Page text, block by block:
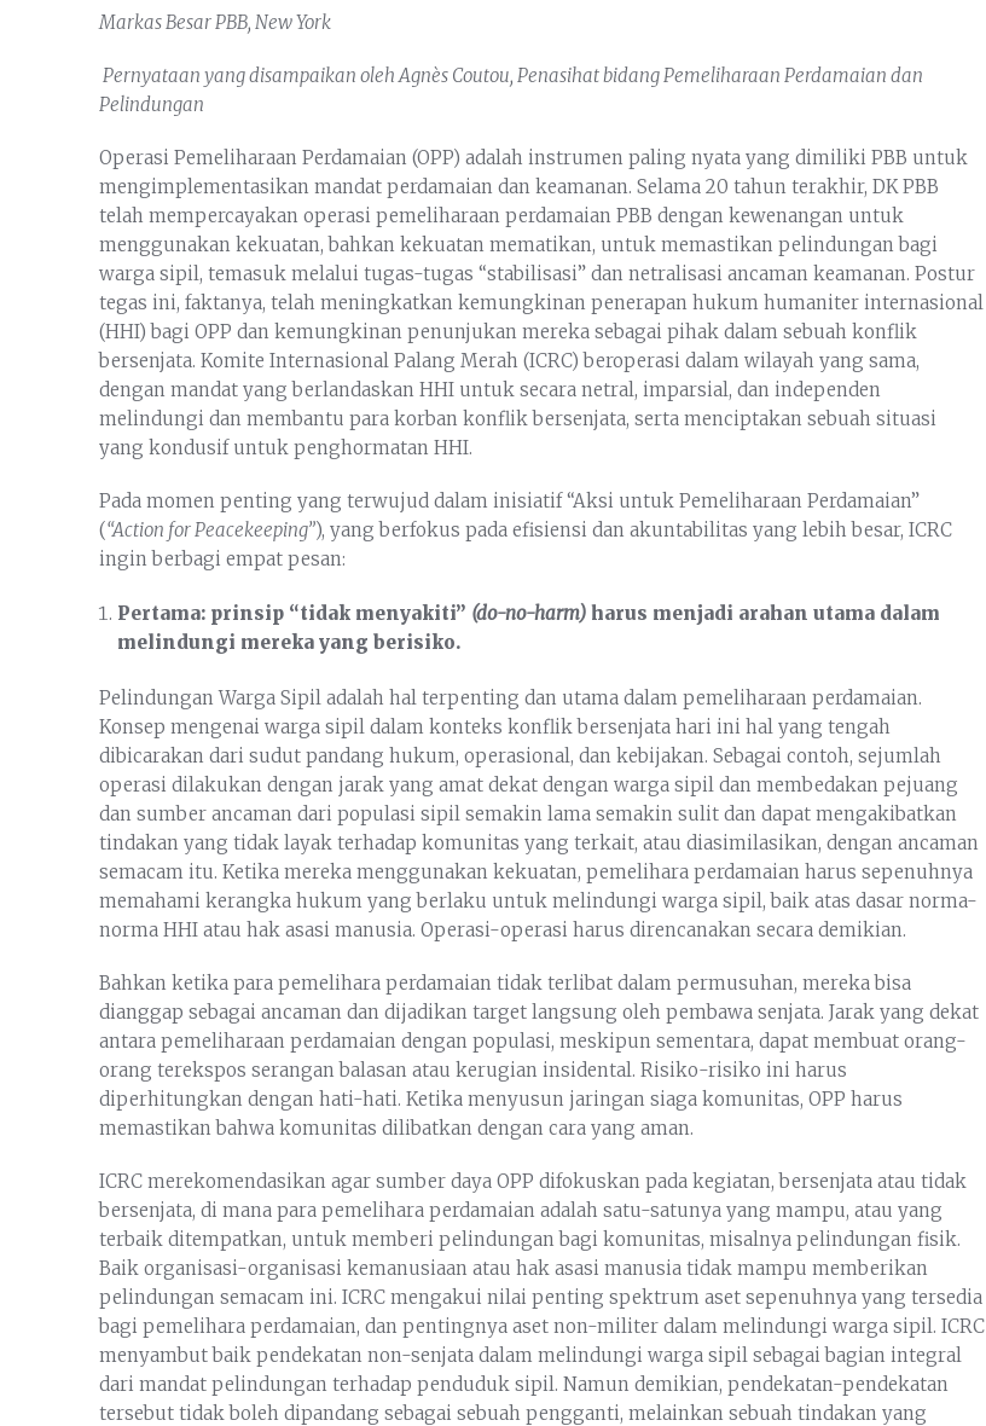
Markas Besar PBB, New York
Pernyataan yang disampaikan oleh Agnès Coutou, Penasihat bidang Pemeliharaan Perdamaian dan
Pelindungan
Operasi Pemeliharaan Perdamaian (OPP) adalah instrumen paling nyata yang dimiliki PBB untuk
mengimplementasikan mandat perdamaian dan keamanan. Selama 20 tahun terakhir, DK PBB
telah mempercayakan operasi pemeliharaan perdamaian PBB dengan kewenangan untuk
menggunakan kekuatan, bahkan kekuatan mematikan, untuk memastikan pelindungan bagi
warga sipil, temasuk melalui tugas-tugas “stabilisasi” dan netralisasi ancaman keamanan. Postur
tegas ini, faktanya, telah meningkatkan kemungkinan penerapan hukum humaniter internasional
(HHI) bagi OPP dan kemungkinan penunjukan mereka sebagai pihak dalam sebuah konflik
bersenjata. Komite Internasional Palang Merah (ICRC) beroperasi dalam wilayah yang sama,
dengan mandat yang berlandaskan HHI untuk secara netral, imparsial, dan independen
melindungi dan membantu para korban konflik bersenjata, serta menciptakan sebuah situasi
yang kondusif untuk penghormatan HHI.
Pada momen penting yang terwujud dalam inisiatif “Aksi untuk Pemeliharaan Perdamaian”
(“Action for Peacekeeping”), yang berfokus pada efisiensi dan akuntabilitas yang lebih besar, ICRC
ingin berbagi empat pesan:
Pertama: prinsip “tidak menyakiti” (do-no-harm) harus menjadi arahan utama dalam
melindungi mereka yang berisiko.
Pelindungan Warga Sipil adalah hal terpenting dan utama dalam pemeliharaan perdamaian.
Konsep mengenai warga sipil dalam konteks konflik bersenjata hari ini hal yang tengah
dibicarakan dari sudut pandang hukum, operasional, dan kebijakan. Sebagai contoh, sejumlah
operasi dilakukan dengan jarak yang amat dekat dengan warga sipil dan membedakan pejuang
dan sumber ancaman dari populasi sipil semakin lama semakin sulit dan dapat mengakibatkan
tindakan yang tidak layak terhadap komunitas yang terkait, atau diasimilasikan, dengan ancaman
semacam itu. Ketika mereka menggunakan kekuatan, pemelihara perdamaian harus sepenuhnya
memahami kerangka hukum yang berlaku untuk melindungi warga sipil, baik atas dasar norma-
norma HHI atau hak asasi manusia. Operasi-operasi harus direncanakan secara demikian.
Bahkan ketika para pemelihara perdamaian tidak terlibat dalam permusuhan, mereka bisa
dianggap sebagai ancaman dan dijadikan target langsung oleh pembawa senjata. Jarak yang dekat
antara pemeliharaan perdamaian dengan populasi, meskipun sementara, dapat membuat orang-
orang terekspos serangan balasan atau kerugian insidental. Risiko-risiko ini harus
diperhitungkan dengan hati-hati. Ketika menyusun jaringan siaga komunitas, OPP harus
memastikan bahwa komunitas dilibatkan dengan cara yang aman.
ICRC merekomendasikan agar sumber daya OPP difokuskan pada kegiatan, bersenjata atau tidak
bersenjata, di mana para pemelihara perdamaian adalah satu-satunya yang mampu, atau yang
terbaik ditempatkan, untuk memberi pelindungan bagi komunitas, misalnya pelindungan fisik.
Baik organisasi-organisasi kemanusiaan atau hak asasi manusia tidak mampu memberikan
pelindungan semacam ini. ICRC mengakui nilai penting spektrum aset sepenuhnya yang tersedia
bagi pemelihara perdamaian, dan pentingnya aset non-militer dalam melindungi warga sipil. ICRC
menyambut baik pendekatan non-senjata dalam melindungi warga sipil sebagai bagian integral
dari mandat pelindungan terhadap penduduk sipil. Namun demikian, pendekatan-pendekatan
tersebut tidak boleh dipandang sebagai sebuah pengganti, melainkan sebuah tindakan yang